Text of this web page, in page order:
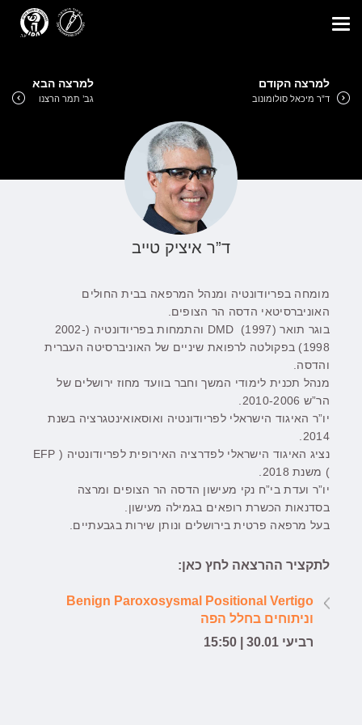
Toggle
למרצה הקודם
ד”ר מיכאל סולומונוב
למרצה הבא
גב’ תמר הרצנו
ד”ר איציק טייב
מומחה בפריודונטיה ומנהל המרפאה בבית החולים
האוניברסיטאי הדסה הר הצופים.
בוגר תואר DMD (1997) והתמחות בפריודונטיה (2002-
1998) בפקולטה לרפואת שיניים של האוניברסיטה העברית
והדסה.
מנהל תכנית לימודי המשך וחבר בוועד מחוז ירושלים של
הר”ש 2010-2006.
יו”ר האיגוד הישראלי לפריודונטיה ואוסאואינטגרציה בשנת
2014.
נציג האיגוד הישראלי לפדרציה האירופית לפריודונטיה ( EFP
) משנת 2018.
יו”ר ועדת בי”ח נקי מעישון הדסה הר הצופים ומרצה
בסדנאות הכשרת רופאים בגמילה מעישון.
בעל מרפאה פרטית בירושלים ונותן שירות בגבעתיים.
לתקציר ההרצאה לחץ כאן:
Benign Paroxosysmal Positional Vertigo
וניתוחים בחלל הפה
רביעי 30.01 | 15:50